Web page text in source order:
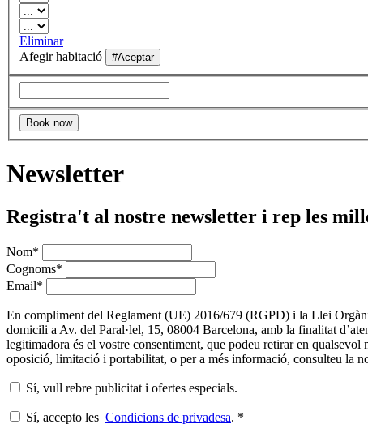
Eliminar
Afegir habitació
Newsletter
Registra't al nostre newsletter i rep les
Nom*
Cognoms*
Email*
En compliment del Reglament (UE) 2016/679 (RGPD) i la Llei
domicili a Av. del Paral·lel, 15, 08004 Barcelona, amb la finalitat
legitimadora és el vostre consentiment, que podeu retirar en qualsevol
oposició, limitació i portabilitat, o per a més informació, consulteu la
Sí, vull rebre publicitat i ofertes especials.
Sí, accepto les Condicions de privadesa. *